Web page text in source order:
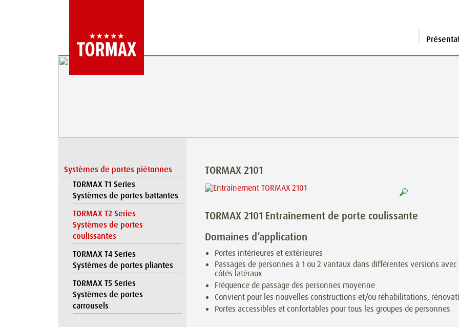
Systèmes de portes piétonnes
TORMAX T1 Series
Systèmes de portes battantes
TORMAX T2 Series
Systèmes de portes
coulissantes
TORMAX T4 Series
Systèmes de portes pliantes
TORMAX T5 Series
Systèmes de portes
carrousels
TORMAX 2101
TORMAX 2101 Entraînement de porte coulissante
Domaines d’application
Portes intérieures et extérieures
Passages de personnes à 1 ou 2 vantaux dans différentes versions avec
côtés latéraux
Fréquence de passage des personnes moyenne
Convient pour les nouvelles constructions et/ou réhabilitations,
Portes accessibles et confortables pour tous les groupes de personnes